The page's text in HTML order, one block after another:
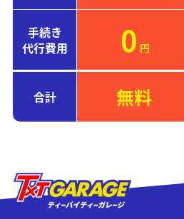
手続き
代行費用
0 円
合計 無料